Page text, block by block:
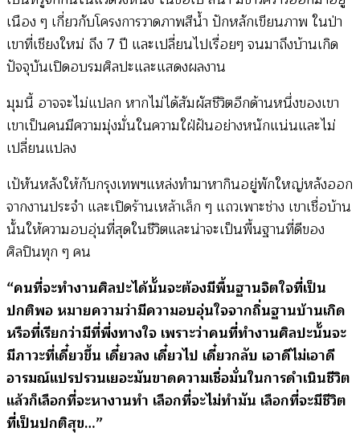
เนือง ๆ เกี่ยวกับโครงการวาดภาพสีน้ำ ปักหลักเขียนภาพ ในป่า
เขาที่เชียงใหม่ ถึง 7 ปี และเปลี่ยนไปเรื่อยๆ จนมาถึงบ้านเกิด
ปัจจุบันเปิดอบรมศิลปะและแสดงผลงาน
มุมนี้ อาจจะไม่แปลก หากไม่ได้สัมผัสชีวิตอีกด้านหนึ่งของเขา
เขาเป็นคนมีความมุ่งมั่นในความใฝ่ฝันอย่างหนักแน่นและไม่
เปลี่ยนแปลง
เป้หันหลังให้กับกรุงเทพฯแหล่งทำมาหากินอยู่พักใหญ่หลังออก
จากงานประจำ และเปิดร้านเหล้าเล็ก ๆ แถวเพาะช่าง เขาเชื่อบ้าน
นั้นให้ความอบอุ่นที่สุดในชีวิตและน่าจะเป็นพื้นฐานที่ดีของ
ศิลปินทุก ๆ คน
“คนที่จะทำงานศิลปะได้นั้นจะต้องมีพื้นฐานจิตใจที่เป็น
ปกติพอ หมายความว่ามีความอบอุ่นใจจากถิ่นฐานบ้านเกิด
หรือที่เรียกว่ามีที่พึ่งทางใจ เพราะว่าคนที่ทำงานศิลปะนั้นจะ
มีภาวะที่เดี๋ยวขึ้น เดี๋ยวลง เดี๋ยวไป เดี๋ยวกลับ เอาดีไม่เอาดี
อารมณ์แปรปรวนเยอะมันขาดความเชื่อมั่นในการดำเนินชีวิต
แล้วก็เลือกที่จะหางานทำ เลือกที่จะไม่ทำมัน เลือกที่จะมีชีวิต
ที่เป็นปกติสุข…”